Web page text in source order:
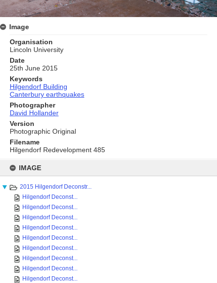
content
IMAGE
2015 Hilgendorf Deconstr...
Hilgendorf Deconst...
Hilgendorf Deconst...
Hilgendorf Deconst...
Hilgendorf Deconst...
Hilgendorf Deconst...
Hilgendorf Deconst...
Hilgendorf Deconst...
Hilgendorf Deconst...
Hilgendorf Deconst...
Image
Organisation
Lincoln University
Date
25th June 2015
Keywords
Hilgendorf Building
Canterbury earthquakes
Photographer
David Hollander
Version
Photographic Original
Filename
Hilgendorf Redevelopment 485